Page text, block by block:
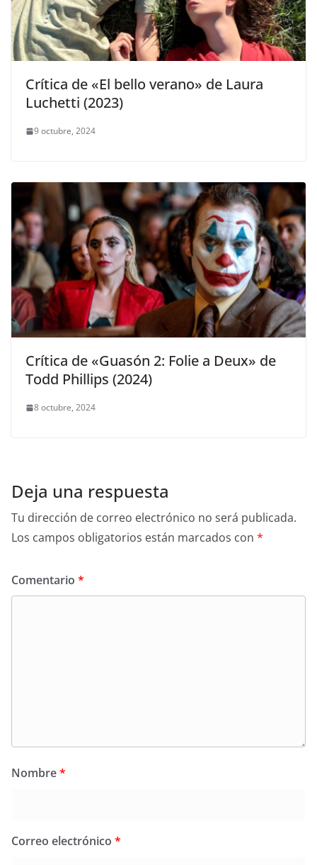
Crítica de «El bello verano» de Laura
Luchetti (2023)
9 octubre, 2024
Crítica de «Guasón 2: Folie a Deux» de
Todd Phillips (2024)
8 octubre, 2024
Deja una respuesta
Tu dirección de correo electrónico no será publicada.
Los campos obligatorios están marcados con *
Comentario *
Nombre*
Correo electrónico *